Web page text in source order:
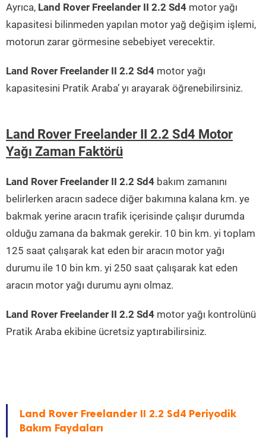
Ayrıca, Land Rover Freelander II 2.2 Sd4 motor yağı
kapasitesi bilinmeden yapılan motor yağ değişim işlemi,
motorun zarar görmesine sebebiyet verecektir.
Land Rover Freelander II 2.2 Sd4 motor yağı
kapasitesini Pratik Araba’ yı arayarak öğrenebilirsiniz.
Land Rover Freelander II 2.2 Sd4 Motor
Yağı Zaman Faktörü
Land Rover Freelander II 2.2 Sd4 bakım zamanını
belirlerken aracın sadece diğer bakımına kalana km. ye
bakmak yerine aracın trafik içerisinde çalışır durumda
olduğu zamana da bakmak gerekir. 10 bin km. yi toplam
125 saat çalışarak kat eden bir aracın motor yağı
durumu ile 10 bin km. yi 250 saat çalışarak kat eden
aracın motor yağı durumu aynı olmaz.
Land Rover Freelander II 2.2 Sd4 motor yağı kontrolünü
Pratik Araba ekibine ücretsiz yaptırabilirsiniz.
Land Rover Freelander II 2.2 Sd4 Periyodik
Bakım Faydaları